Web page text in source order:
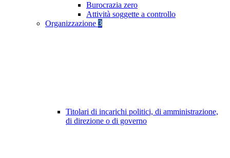
Burocrazia zero
Attività soggette a controllo
Organizzazione 3
Titolari di incarichi politici, di amministrazione,
di direzione o di governo